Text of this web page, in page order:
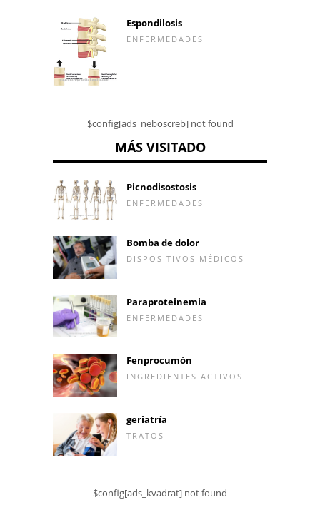
Espondilosis
ENFERMEDADES
$config[ads_neboscreb] not found
MÁS VISITADO
Picnodisostosis
ENFERMEDADES
Bomba de dolor
DISPOSITIVOS MÉDICOS
Paraproteinemia
ENFERMEDADES
Fenprocumón
INGREDIENTES ACTIVOS
geriatría
TRATOS
$config[ads_kvadrat] not found